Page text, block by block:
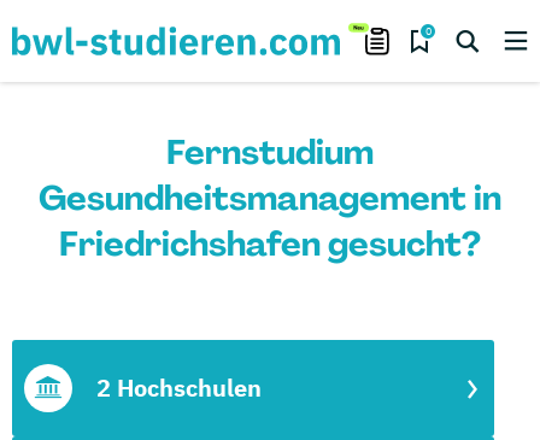
0
Fernstudium
Gesundheitsmanagement in
Friedrichshafen gesucht?
2 Hochschulen